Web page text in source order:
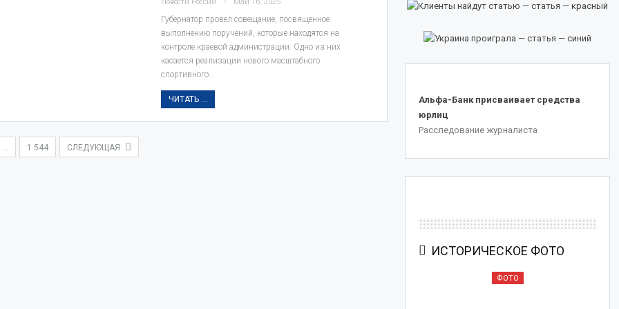
Губернатор провел совещание, посвященное
выполнению поручений, которые находятся на
контроле краевой администрации. Одно из них
касается реализации нового масштабного
спортивного…
ЧИТАТЬ ...
1 544 СЛЕДУЮЩАЯ
Альфа-Банк присваивает средства
юрлиц
Расследование журналиста
ИСТОРИЧЕСКОЕ ФОТО
ФОТО